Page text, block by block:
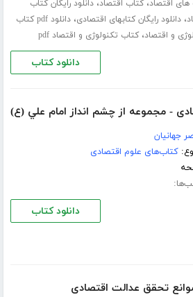
های اقتصاد،کتاب اقتصاد،دانلود رایگان کتاب
،دانلود رایگان کتابهای اقتصادی،
دانلود pdf کتاب
و اقتصاد،کتاب تکنولوژی و اقتصاد pdf
دانلود کتاب
- مجموعه‌ از چشم‌ انداز امام‌ علي (ع)
جهانیان‌
کتاب‌های علوم اقتصادی
دانلود کتاب
تحقق‌ عدالت‌ اقتصادی‌